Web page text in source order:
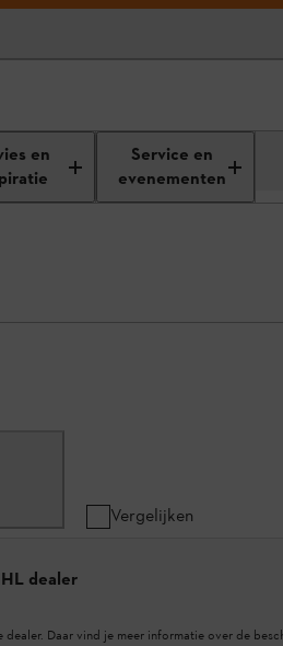
en
Service en
evenementen
Vergelijken
dealer
Daar vind je meer informatie over de